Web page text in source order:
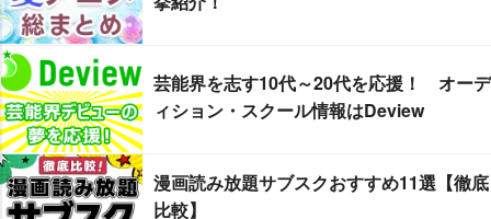
芸能界を志す10代～20代を応援！ オーデ
ィション・スクール情報はDeview
漫画読み放題サブスクおすすめ11選【徹底
比較】